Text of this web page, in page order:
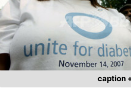
caption